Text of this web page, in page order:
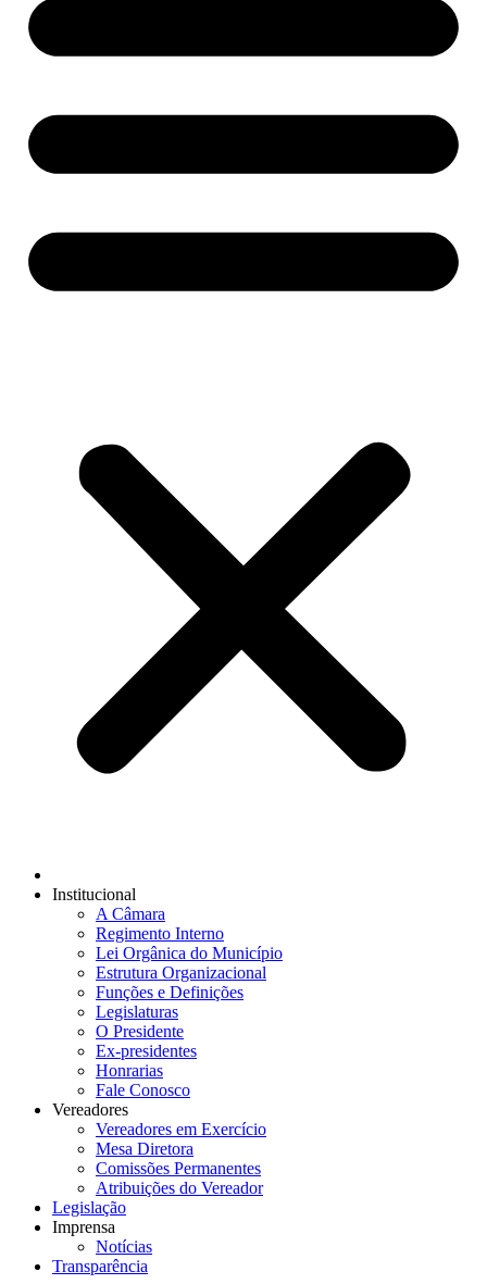
Institucional
A Câmara
Regimento Interno
Lei Orgânica do Município
Estrutura Organizacional
Funções e Definições
Legislaturas
O Presidente
Ex-presidentes
Honrarias
Fale Conosco
Vereadores
Vereadores em Exercício
Mesa Diretora
Comissões Permanentes
Atribuições do Vereador
Legislação
Imprensa
Notícias
Transparência